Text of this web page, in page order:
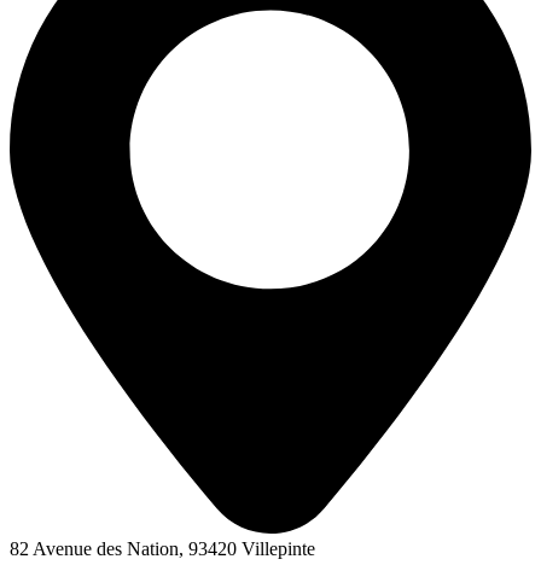
82 Avenue des Nation, 93420 Villepinte